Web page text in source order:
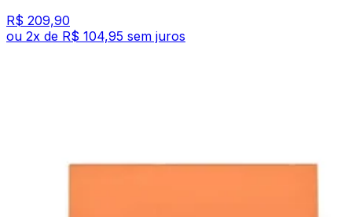
R$ 209,90
ou 2x de R$ 104,95 sem juros